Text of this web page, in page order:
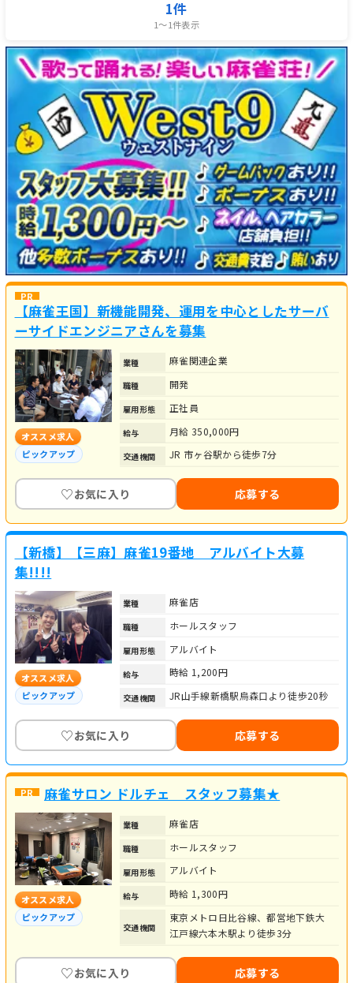
1件
1〜1件表示
【麻雀王国】新機能開発、運用を中心としたサーバ
ーサイドエンジニアさんを募集
オススメ求人
ピックアップ
業種 麻雀関連企業
職種 開発
雇用形態 正社員
給与 月給 350,000円
交通機関 JR 市ヶ谷駅から徒歩7分
♡お気に入り 応募する
【新橋】【三麻】麻雀19番地 アルバイト大募
集!!!!
オススメ求人
ピックアップ
業種 麻雀店
職種 ホールスタッフ
雇用形態 アルバイト
給与 時給 1,200円
交通機関 JR山手線新橋駅烏森口より徒歩20秒
♡お気に入り 応募する
麻雀サロン ドルチェ スタッフ募集★
オススメ求人
ピックアップ
業種 麻雀店
職種 ホールスタッフ
雇用形態 アルバイト
給与 時給 1,300円
交通機関
東京メトロ日比谷線、都営地下鉄大
江戸線六本木駅より徒歩3分
♡お気に入り 応募する